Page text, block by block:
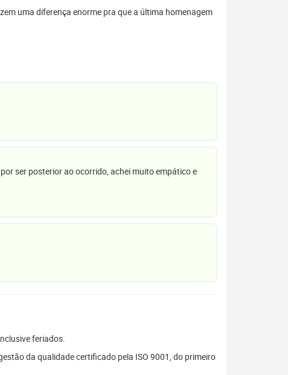
uma diferença enorme pra que a última homenagem
ser posterior ao ocorrido, achei muito empático e
feriados.
da qualidade certificado pela ISO 9001, do primeiro